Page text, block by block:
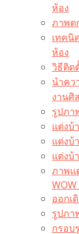
ห้อง
ภาพต
เทคนิ
ห้อง
วิธีติด
นำคว
งานศิ
รูปภา
แต่งบ้
แต่งบ้
แต่งบ้
ภาพแ
WOW
ออกเ
รูปภา
กรอบ